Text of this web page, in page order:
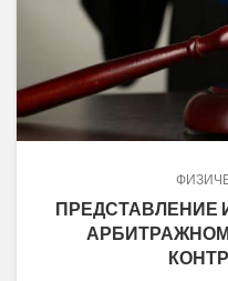
ПРЕДСТАВЛЕНИЕ